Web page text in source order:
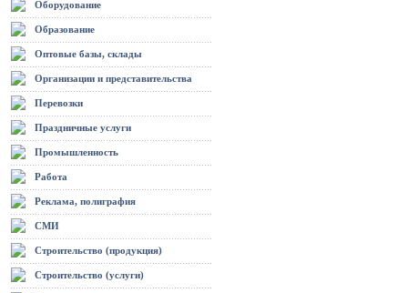
Оборудование
Образование
Оптовые базы, склады
Организации и представительства
Перевозки
Праздничные услуги
Промышленность
Работа
Реклама, полиграфия
СМИ
Строительство (продукция)
Строительство (услуги)